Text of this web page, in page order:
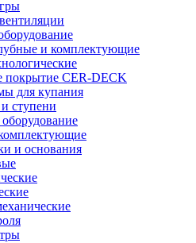
и комплектующие
покрытие CER-DECK
для купания
ступени
и основания